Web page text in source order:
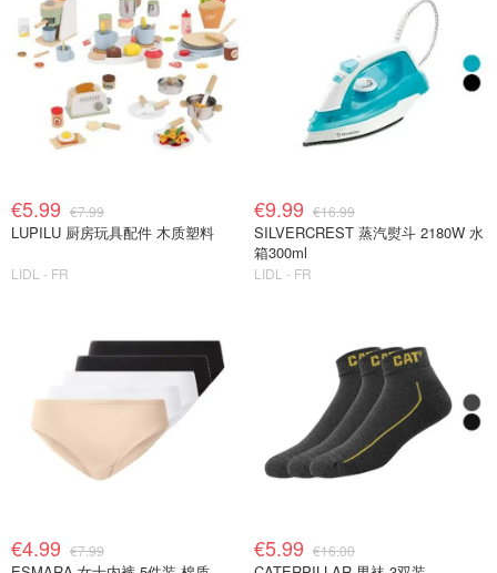
€5.99 €7.99
LUPILU 厨房玩具配件 木质塑料
LIDL - FR
€9.99 €16.99
SILVERCREST 蒸汽熨斗 2180W 水
箱300ml
LIDL - FR
€4.99 €7.99 €5.99 €16.00